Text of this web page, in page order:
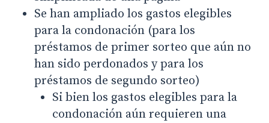
Se han ampliado los gastos elegibles
para la condonación (para los
préstamos de primer sorteo que aún no
han sido perdonados y para los
préstamos de segundo sorteo)
Si bien los gastos elegibles para la
condonación aún requieren una